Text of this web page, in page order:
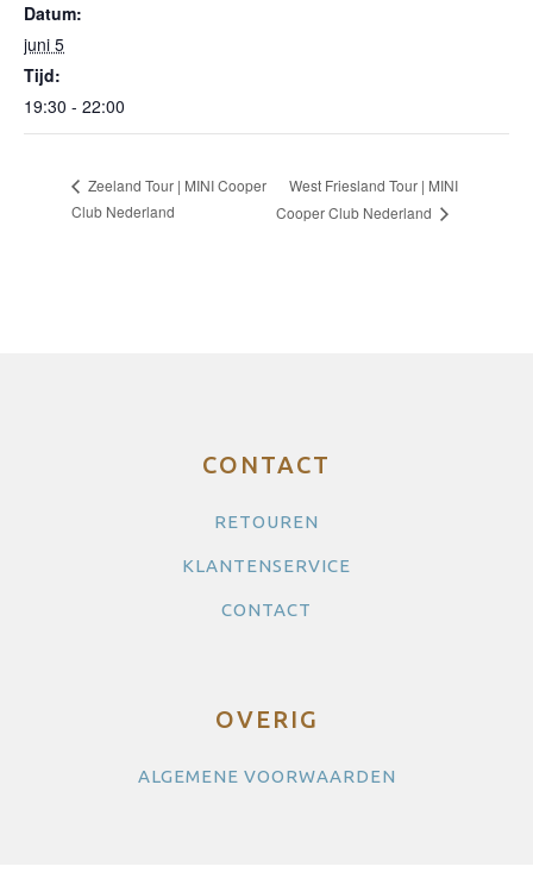
Datum:
juni 5
Tijd:
19:30 - 22:00
Zeeland Tour | MINI Cooper
Club Nederland
West Friesland Tour | MINI
Cooper Club Nederland
CONTACT
RETOUREN
KLANTENSERVICE
CONTACT
OVERIG
ALGEMENE VOORWAARDEN